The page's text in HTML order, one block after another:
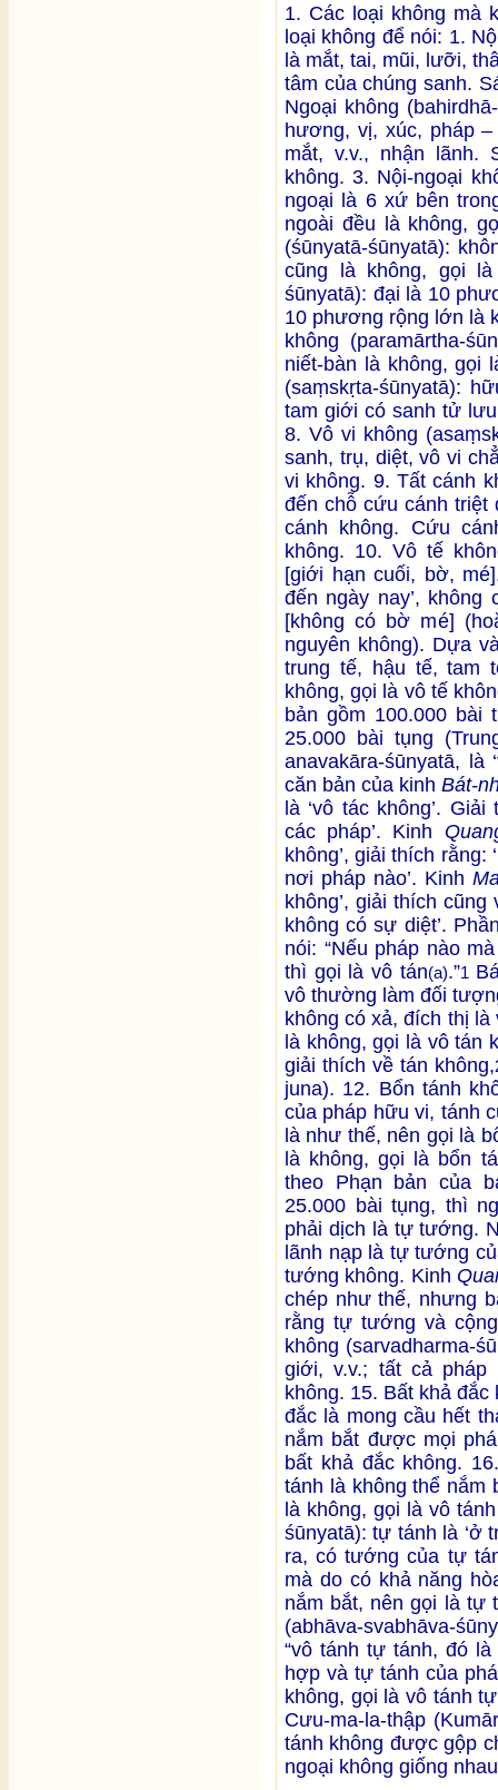
1. Các loại không mà
loại không để nói: 1.
là mắt, tai, mũi, lưỡi,
tâm của chúng sanh.
Ngoại không
hương, vị, xúc, pháp
mắt, v.v., nhận lãnh.
không. 3. Nội-ngoại
ngoại là 6 xứ bên
ngoài đều là không,
(śūnyatā-śūnyatā):
cũng là không, gọi
śūnyatā): đại là 10
10 phương rộng lớn là
không (paramārtha-
niết-bàn là không, gọi
(saṃskṛta-śūnyatā):
tam giới có sanh tử
8. Vô vi không
sanh, trụ, diệt, vô vi
vi không. 9. Tất cánh
đến chỗ cứu cánh triệt
cánh không. Cứu
không. 10. Vô tế
[giới hạn cuối, bờ,
đến ngày nay’,
[không có bờ mé]
nguyên không). Dựa
trung tế, hậu tế, tam
không, gọi là vô tế
bản gồm 100.000
25.000 bài tụng
anavakāra-śūnyatā, là
căn bản của kinh Bát-
là ‘vô tác không’.
các pháp’. Kinh
không’, giải thích rằng:
nơi pháp nào’. Kinh
không’, giải thích
không có sự diệt’.
nói: “Nếu pháp nào
thì gọi là vô tán(a).”1
vô thường làm đối
không có xả, đích thị là
là không, gọi là vô tán
giải thích về tán không,
juna). 12. Bổn tánh
của pháp hữu vi, tánh
là như thế, nên gọi là
là không, gọi là bổn
theo Phạn bản của
25.000 bài tụng, thì
phải dịch là tự tướng.
lãnh nạp là tự tướng
tướng không. Kinh
chép như thế, nhưng
rằng tự tướng và
không (sarvadharma-
giới, v.v.; tất cả pháp
không. 15. Bất khả
đắc là mong cầu hết
nắm bắt được mọi
bất khả đắc không.
tánh là không thể nắm
là không, gọi là vô
śūnyatā): tự tánh là ‘ở
ra, có tướng của tự
mà do có khả năng
nắm bắt, nên gọi là tự
(abhāva-svabhāva-
“vô tánh tự tánh, đó
hợp và tự tánh của
không, gọi là vô tánh
Cưu-ma-la-thập
tánh không được gộp
ngoại không giống